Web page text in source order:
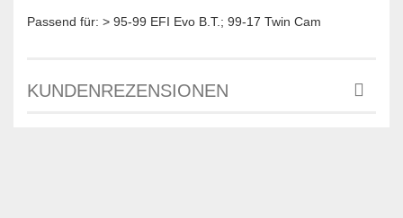
Passend für: > 95-99 EFI Evo B.T.; 99-17 Twin Cam
KUNDENREZENSIONEN